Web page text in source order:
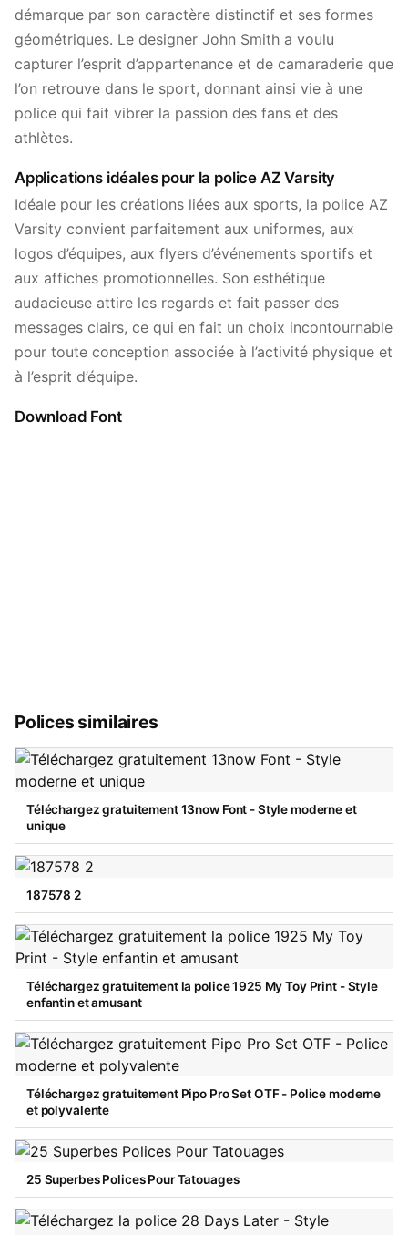
démarque par son caractère distinctif et ses formes
géométriques. Le designer John Smith a voulu
capturer l’esprit d’appartenance et de camaraderie que
l’on retrouve dans le sport, donnant ainsi vie à une
police qui fait vibrer la passion des fans et des
athlètes.
Applications idéales pour la police AZ Varsity
Idéale pour les créations liées aux sports, la police AZ
Varsity convient parfaitement aux uniformes, aux
logos d’équipes, aux flyers d’événements sportifs et
aux affiches promotionnelles. Son esthétique
audacieuse attire les regards et fait passer des
messages clairs, ce qui en fait un choix incontournable
pour toute conception associée à l’activité physique et
à l’esprit d’équipe.
Download Font
Polices similaires
Téléchargez gratuitement 13now Font - Style moderne et
unique
187578 2
Téléchargez gratuitement la police 1925 My Toy Print - Style
enfantin et amusant
Téléchargez gratuitement Pipo Pro Set OTF - Police moderne
et polyvalente
25 Superbes Polices Pour Tatouages